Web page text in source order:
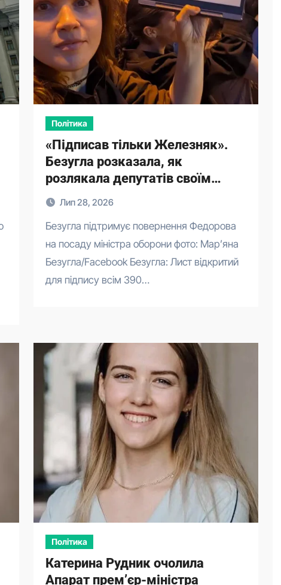
Політика
«Підписав тільки Железняк».
Безугла розказала, як
розлякала депутатів своїм
листом
Лип 28, 2026
Безугла підтримує повернення Федорова
на посаду міністра оборони фото: Мар’яна
Безугла /Facebook Безугла: Лист відкритий
для підпису всім 390…
Політика
Катерина Рудник очолила
Апарат прем’єр-міністра